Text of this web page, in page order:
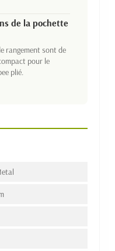
de la pochette
rangement sont de
pour le
plié.